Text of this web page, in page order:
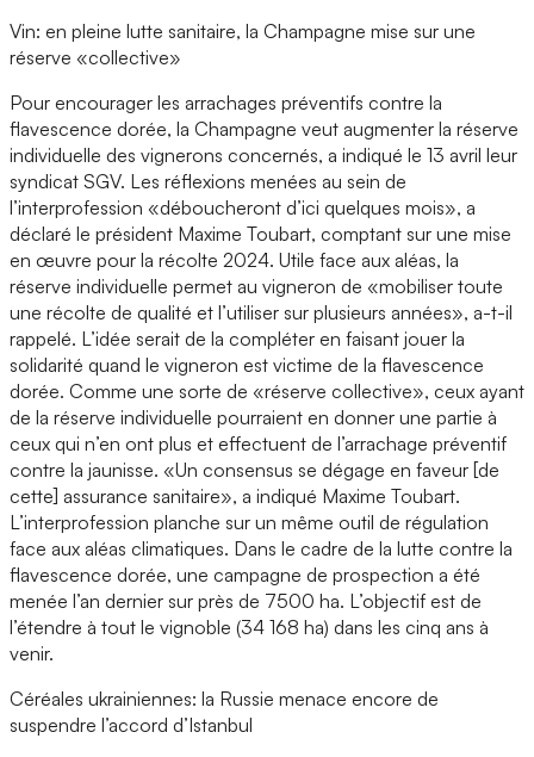
Vin: en pleine lutte sanitaire, la Champagne mise sur une
réserve «collective»
Pour encourager les arrachages préventifs contre la
flavescence dorée, la Champagne veut augmenter la réserve
individuelle des vignerons concernés, a indiqué le 13 avril leur
syndicat SGV. Les réflexions menées au sein de
l’interprofession «déboucheront d’ici quelques mois», a
déclaré le président Maxime Toubart, comptant sur une mise
en œuvre pour la récolte 2024. Utile face aux aléas, la
réserve individuelle permet au vigneron de «mobiliser toute
une récolte de qualité et l’utiliser sur plusieurs années», a-t-il
rappelé. L’idée serait de la compléter en faisant jouer la
solidarité quand le vigneron est victime de la flavescence
dorée. Comme une sorte de «réserve collective», ceux ayant
de la réserve individuelle pourraient en donner une partie à
ceux qui n’en ont plus et effectuent de l’arrachage préventif
contre la jaunisse. «Un consensus se dégage en faveur [de
cette] assurance sanitaire», a indiqué Maxime Toubart.
L’interprofession planche sur un même outil de régulation
face aux aléas climatiques. Dans le cadre de la lutte contre la
flavescence dorée, une campagne de prospection a été
menée l’an dernier sur près de 7500 ha. L’objectif est de
l’étendre à tout le vignoble (34 168 ha) dans les cinq ans à
venir.
Céréales ukrainiennes: la Russie menace encore de
suspendre l’accord d’Istanbul